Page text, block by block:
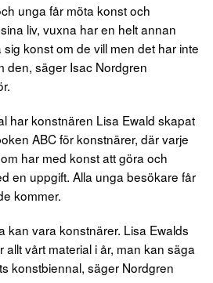
unga får möta konst och
liv, vuxna har en helt annan
konst om de vill men det har inte
den, säger Isac Nordgren
har konstnären Lisa Ewald skapat
ABC för konstnärer, där varje
har med konst att göra och
en uppgift. Alla unga besökare får
kommer.
kan vara konstnärer. Lisa Ewalds
allt vårt material i år, man kan säga
konstbiennal, säger Nordgren